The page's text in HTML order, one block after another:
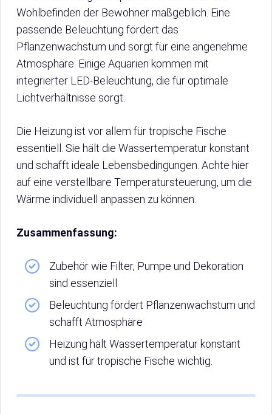
Wohlbefinden der Bewohner maßgeblich. Eine
passende Beleuchtung fördert das
Pflanzenwachstum und sorgt für eine angenehme
Atmosphäre. Einige Aquarien kommen mit
integrierter LED-Beleuchtung, die für optimale
Lichtverhältnisse sorgt.
Die Heizung ist vor allem für tropische Fische
essentiell. Sie hält die Wassertemperatur konstant
und schafft ideale Lebensbedingungen. Achte hier
auf eine verstellbare Temperatursteuerung, um die
Wärme individuell anpassen zu können.
Zusammenfassung:
Zubehör wie Filter, Pumpe und Dekoration
sind essenziell
Beleuchtung fördert Pflanzenwachstum und
schafft Atmosphäre
Heizung hält Wassertemperatur konstant
und ist für tropische Fische wichtig.